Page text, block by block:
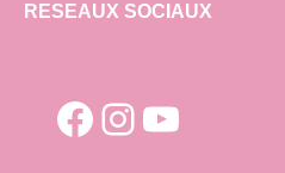
RESEAUX SOCIAUX
Facebook
Instagram
YouTube